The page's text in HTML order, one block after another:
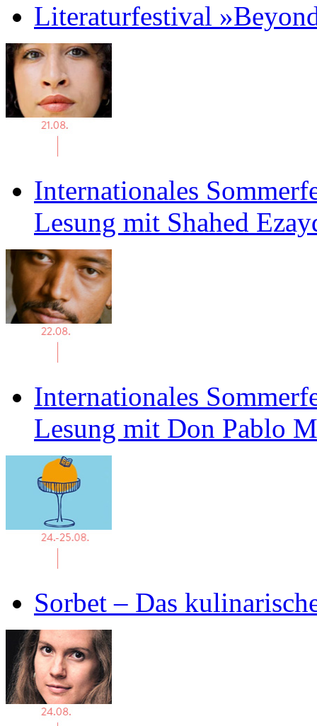
Literaturfestival
Internationales
Lesung mit Shahed
Internationales
Lesung mit Don Pablo
Sorbet – Das